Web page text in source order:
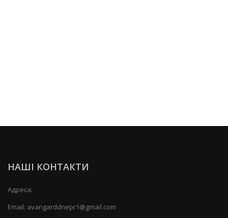
НАШІ КОНТАКТИ
Адреса:
Email: avangarddnepr1@gmail.com